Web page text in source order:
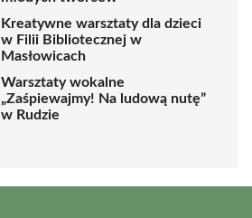
Kreatywne warsztaty dla dzieci
w Filii Bibliotecznej w
Masłowicach
Warsztaty wokalne
„Zaśpiewajmy! Na ludową nutę”
w Rudzie